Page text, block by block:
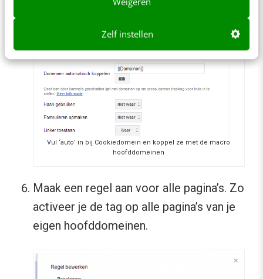
Zelf instellen
Vul ‘auto’ in bij Cookiedomein en koppel ze met de macro
hoofddomeinen
Maak een regel aan voor alle pagina’s. Zo
activeer je de tag op alle pagina’s van je
eigen hoofddomeinen.